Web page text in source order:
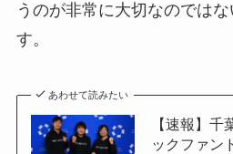
うのが非常に大切なのでは
す。
あわせて読みたい
【速報】
ックファン